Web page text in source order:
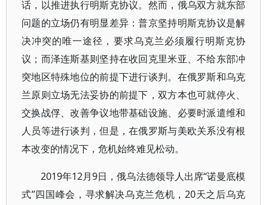
话，以推进执行明斯克协议。然而，俄乌双方就东部
问题的立场仍有明显差异：普京坚持明斯克协议是解
决冲突的唯一途径，要求乌克兰必须履行明斯克协
议；而泽连斯基则坚持在收回克里米亚、不给东部冲
突地区特殊地位的前提下进行谈判。在俄罗斯和乌克
兰原则立场无法妥协的前提下，双方本也可就停火、
交换战俘、改善争议地带基础设施、必要时派遣维和
人员等进行谈判，但是，在俄罗斯与美欧关系没有根
本改变的情况下，危机始终难见松动。
2019年12月9日，俄乌法德领导人出席“诺曼底模
式”四国峰会，寻求解决乌克兰危机，20天之后乌克